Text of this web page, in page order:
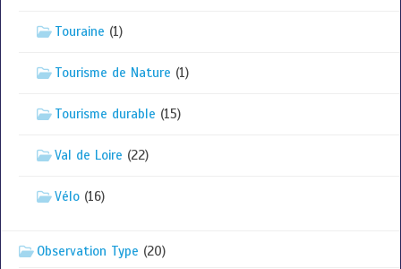
Touraine (1)
Tourisme de Nature (1)
Tourisme durable (15)
Val de Loire (22)
Vélo (16)
Observation Type (20)